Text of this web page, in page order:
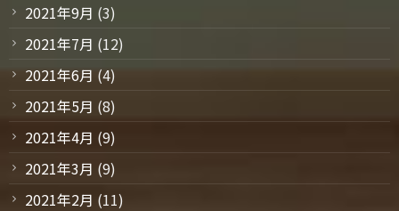
2021年9月 (3)
2021年7月 (12)
2021年6月 (4)
2021年5月 (8)
2021年4月 (9)
2021年3月 (9)
2021年2月 (11)